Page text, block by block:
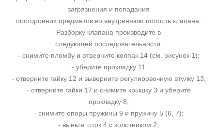
загрязнения и попадания
посторонних предметов во внутреннюю полость клапана.
Разборку клапана производите в
следующей последовательности:
- снимите пломбу и отверните колпак 14 (см. рисунок 1);
- уберите прокладку 11
- отверните гайку 12 и выверните регулировочную втулку 13;
- отверните гайки 17 и снимите крышку 3 и уберите
прокладку 8;
- снимите опоры пружины 9 и пружину 5 (6, 7);
- выньте шток 4 с золотником 2;